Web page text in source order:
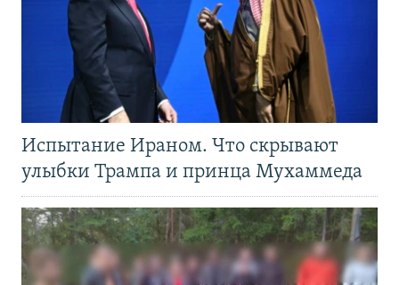
Испытание Ираном. Что скрывают
улыбки Трампа и принца Мухаммеда